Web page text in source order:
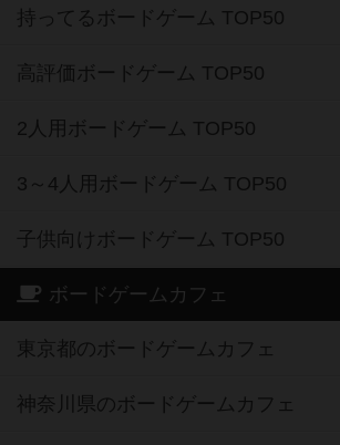
持ってるボードゲーム TOP50
高評価ボードゲーム TOP50
2人用ボードゲーム TOP50
3～4人用ボードゲーム TOP50
子供向けボードゲーム TOP50
ボードゲームカフェ
東京都のボードゲームカフェ
神奈川県のボードゲームカフェ